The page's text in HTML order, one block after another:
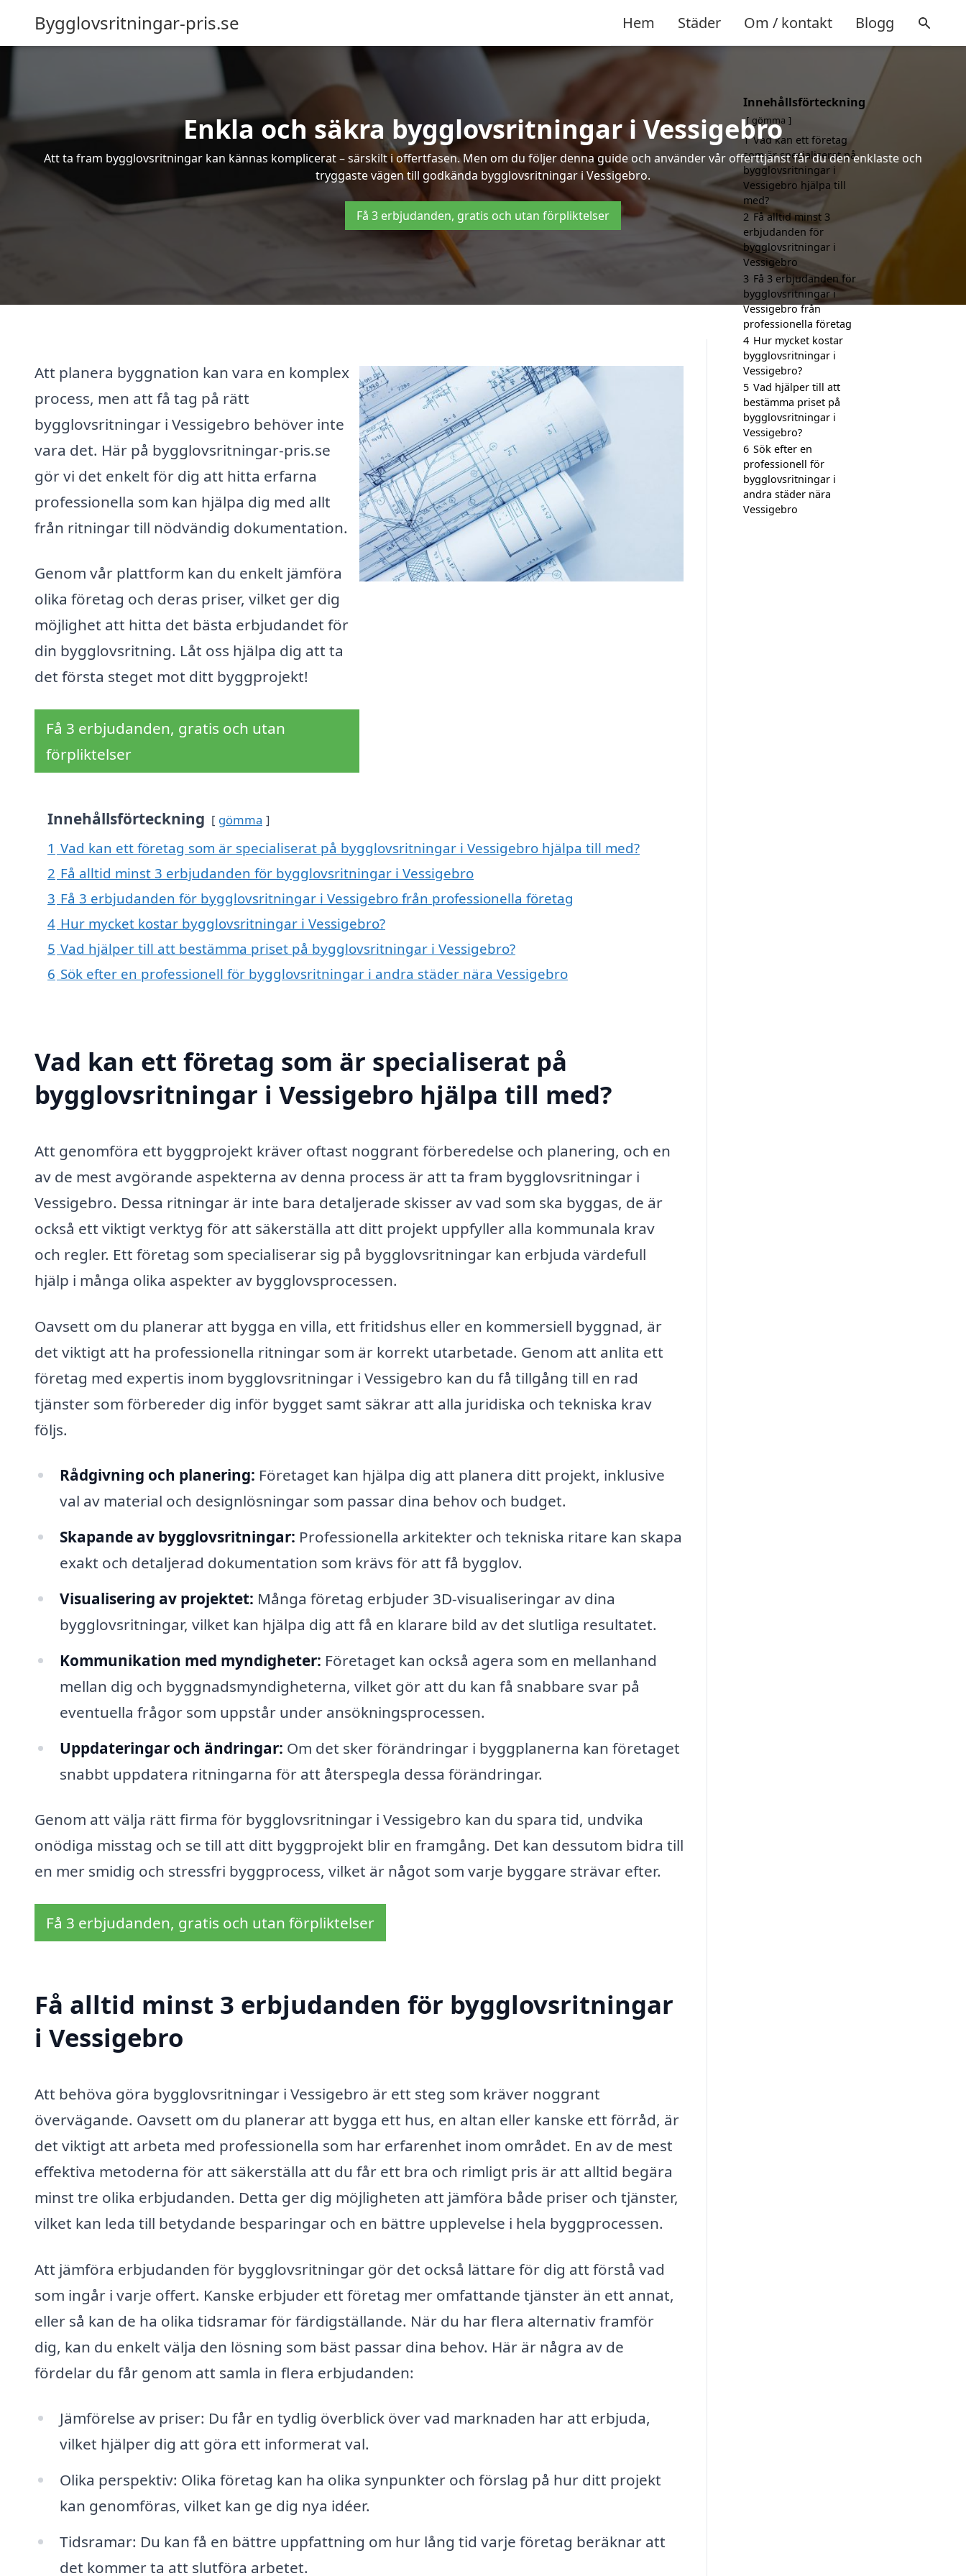
Bygglovsritningar-pris.se Hem Städer Om / kontakt Blogg
Enkla och säkra bygglovsritningar i Vessigebro
Att ta fram bygglovsritningar kan kännas komplicerat – särskilt i offertfasen. Men om du följer denna guide och använder vår offerttjänst får du den enklaste och
tryggaste vägen till godkända bygglovsritningar i Vessigebro.
Få 3 erbjudanden, gratis och utan förpliktelser
Att planera byggnation kan vara en komplex
process, men att få tag på rätt
bygglovsritningar i Vessigebro behöver inte
vara det. Här på bygglovsritningar-pris.se
gör vi det enkelt för dig att hitta erfarna
professionella som kan hjälpa dig med allt
från ritningar till nödvändig dokumentation.
Genom vår plattform kan du enkelt jämföra
olika företag och deras priser, vilket ger dig
möjlighet att hitta det bästa erbjudandet för
din bygglovsritning. Låt oss hjälpa dig att ta
det första steget mot ditt byggprojekt!
Få 3 erbjudanden, gratis och utan
förpliktelser
Innehållsförteckning gömma
1 Vad kan ett företag som är specialiserat på bygglovsritningar i Vessigebro hjälpa till med?
2 Få alltid minst 3 erbjudanden för bygglovsritningar i Vessigebro
3 Få 3 erbjudanden för bygglovsritningar i Vessigebro från professionella företag
4 Hur mycket kostar bygglovsritningar i Vessigebro?
5 Vad hjälper till att bestämma priset på bygglovsritningar i Vessigebro?
6 Sök efter en professionell för bygglovsritningar i andra städer nära Vessigebro
Vad kan ett företag som är specialiserat på
bygglovsritningar i Vessigebro hjälpa till med?
Att genomföra ett byggprojekt kräver oftast noggrant förberedelse och planering, och en
av de mest avgörande aspekterna av denna process är att ta fram bygglovsritningar i
Vessigebro. Dessa ritningar är inte bara detaljerade skisser av vad som ska byggas, de är
också ett viktigt verktyg för att säkerställa att ditt projekt uppfyller alla kommunala krav
och regler. Ett företag som specialiserar sig på bygglovsritningar kan erbjuda värdefull
hjälp i många olika aspekter av bygglovsprocessen.
Oavsett om du planerar att bygga en villa, ett fritidshus eller en kommersiell byggnad, är
det viktigt att ha professionella ritningar som är korrekt utarbetade. Genom att anlita ett
företag med expertis inom bygglovsritningar i Vessigebro kan du få tillgång till en rad
tjänster som förbereder dig inför bygget samt säkrar att alla juridiska och tekniska krav
följs.
Rådgivning och planering: Företaget kan hjälpa dig att planera ditt projekt, inklusive
val av material och designlösningar som passar dina behov och budget.
Skapande av bygglovsritningar: Professionella arkitekter och tekniska ritare kan skapa
exakt och detaljerad dokumentation som krävs för att få bygglov.
Visualisering av projektet: Många företag erbjuder 3D-visualiseringar av dina
bygglovsritningar, vilket kan hjälpa dig att få en klarare bild av det slutliga resultatet.
Kommunikation med myndigheter: Företaget kan också agera som en mellanhand
mellan dig och byggnadsmyndigheterna, vilket gör att du kan få snabbare svar på
eventuella frågor som uppstår under ansökningsprocessen.
Uppdateringar och ändringar: Om det sker förändringar i byggplanerna kan företaget
snabbt uppdatera ritningarna för att återspegla dessa förändringar.
Genom att välja rätt firma för bygglovsritningar i Vessigebro kan du spara tid, undvika
onödiga misstag och se till att ditt byggprojekt blir en framgång. Det kan dessutom bidra till
en mer smidig och stressfri byggprocess, vilket är något som varje byggare strävar efter.
Få 3 erbjudanden, gratis och utan förpliktelser
Få alltid minst 3 erbjudanden för bygglovsritningar
i Vessigebro
Att behöva göra bygglovsritningar i Vessigebro är ett steg som kräver noggrant
övervägande. Oavsett om du planerar att bygga ett hus, en altan eller kanske ett förråd, är
det viktigt att arbeta med professionella som har erfarenhet inom området. En av de mest
effektiva metoderna för att säkerställa att du får ett bra och rimligt pris är att alltid begära
minst tre olika erbjudanden. Detta ger dig möjligheten att jämföra både priser och tjänster,
vilket kan leda till betydande besparingar och en bättre upplevelse i hela byggprocessen.
Att jämföra erbjudanden för bygglovsritningar gör det också lättare för dig att förstå vad
som ingår i varje offert. Kanske erbjuder ett företag mer omfattande tjänster än ett annat,
eller så kan de ha olika tidsramar för färdigställande. När du har flera alternativ framför
dig, kan du enkelt välja den lösning som bäst passar dina behov. Här är några av de
fördelar du får genom att samla in flera erbjudanden:
Jämförelse av priser: Du får en tydlig överblick över vad marknaden har att erbjuda,
vilket hjälper dig att göra ett informerat val.
Olika perspektiv: Olika företag kan ha olika synpunkter och förslag på hur ditt projekt
kan genomföras, vilket kan ge dig nya idéer.
Tidsramar: Du kan få en bättre uppfattning om hur lång tid varje företag beräknar att
det kommer ta att slutföra arbetet.
Innehållsförteckning
gömma
1 Vad kan ett företag
som är specialiserat på
bygglovsritningar i
Vessigebro hjälpa till
med?
2 Få alltid minst 3
erbjudanden för
bygglovsritningar i
Vessigebro
3 Få 3 erbjudanden för
bygglovsritningar i
Vessigebro från
professionella företag
4 Hur mycket kostar
bygglovsritningar i
Vessigebro?
5 Vad hjälper till att
bestämma priset på
bygglovsritningar i
Vessigebro?
6 Sök efter en
professionell för
bygglovsritningar i
andra städer nära
Vessigebro